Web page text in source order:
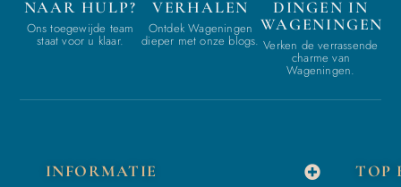
NAAR HULP?
Ons toegewijde team
staat voor u klaar.
VERHALEN
Ontdek Wageningen
dieper met onze blogs.
DINGEN IN
WAGENINGEN
Verken de verrassende
charme van
Wageningen.
INFORMATIE TOP